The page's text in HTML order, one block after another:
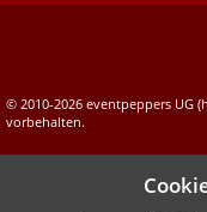
© 2010-2026 eventpeppers UG
vorbehalten.